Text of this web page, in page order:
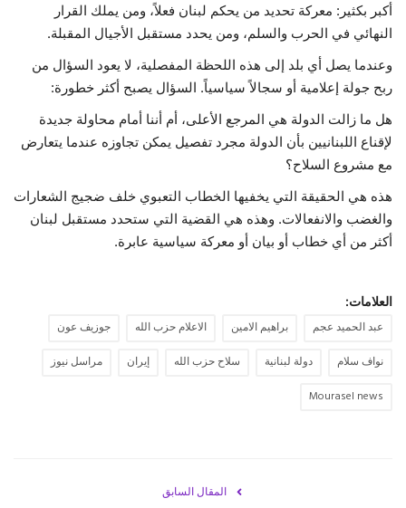
أكبر بكثير: معركة تحديد من يحكم لبنان فعلاً، ومن يملك القرار
النهائي في الحرب والسلم، ومن يحدد مستقبل الأجيال المقبلة.
وعندما يصل أي بلد إلى هذه اللحظة المفصلية، لا يعود السؤال من
ربح جولة إعلامية أو سجالاً سياسياً. السؤال يصبح أكثر خطورة:
هل ما زالت الدولة هي المرجع الأعلى، أم أننا أمام محاولة جديدة
لإقناع اللبنانيين بأن الدولة مجرد تفصيل يمكن تجاوزه عندما يتعارض
مع مشروع السلاح؟
هذه هي الحقيقة التي يخفيها الخطاب التعبوي خلف ضجيج الشعارات
والغضب والانفعالات. وهذه هي القضية التي ستحدد مستقبل لبنان
أكثر من أي خطاب أو بيان أو معركة سياسية عابرة.
العلامات:
عبد الحميد عجم براهيم الامين الاعلام حزب الله
جوزيف عون
نواف سلام
دولة لبنانية سلاح حزب الله إيران
مراسل نيوز
Mourasel news
المقال السابق